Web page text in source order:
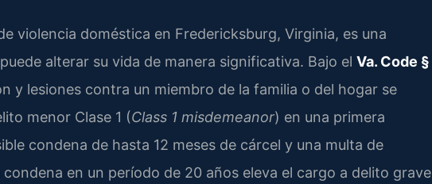
violencia doméstica en Fredericksburg, Virginia, es una
alterar su vida de manera significativa. Bajo el Va. Code §
y lesiones contra un miembro de la familia o del hogar se
menor Clase 1 (Class 1 misdemeanor) en una primera
condena de hasta 12 meses de cárcel y una multa de
en un período de 20 años eleva el cargo a delito grave